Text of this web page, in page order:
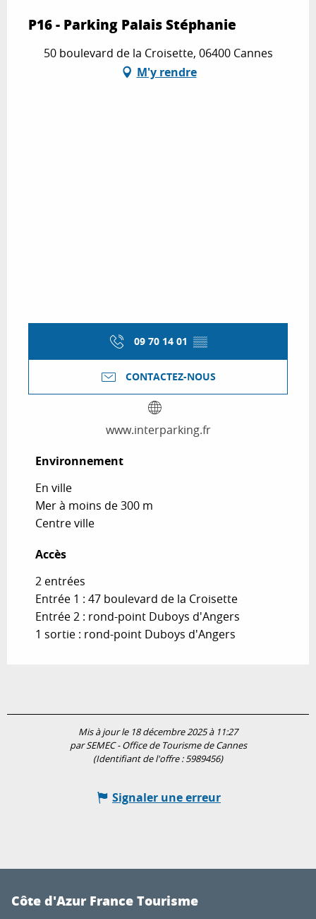
P16 - Parking Palais Stéphanie
50 boulevard de la Croisette, 06400 Cannes
M'y rendre
09 70 14 01 ▒▒
CONTACTEZ-NOUS
www.interparking.fr
Environnement
Environnement
En ville
Mer à moins de 300 m
Centre ville
Accès
Accès
2 entrées
Entrée 1 : 47 boulevard de la Croisette
Entrée 2 : rond-point Duboys d'Angers
1 sortie : rond-point Duboys d'Angers
Mis à jour le 18 décembre 2025 à 11:27
par SEMEC - Office de Tourisme de Cannes
(Identifiant de l'offre :5989456)
Signaler une erreur
Côte d'Azur France Tourisme